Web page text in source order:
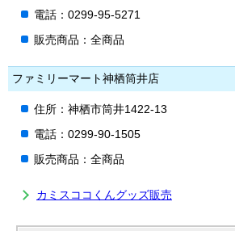
電話：0299-95-5271
販売商品：全商品
ファミリーマート神栖筒井店
住所：神栖市筒井1422-13
電話：0299-90-1505
販売商品：全商品
カミスココくんグッズ販売